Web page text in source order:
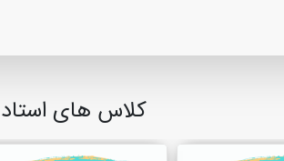
کلاس های استاد